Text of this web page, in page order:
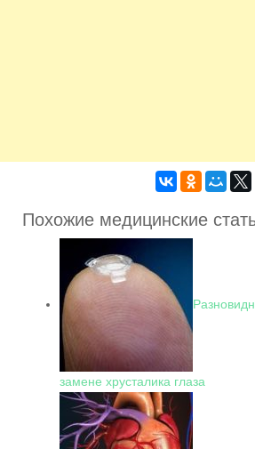
Похожие медицинские
замене хрусталика глаза